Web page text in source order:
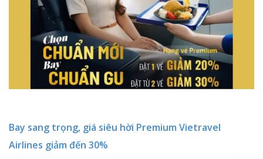
Bay sang trọng, giá siêu hời Premium Vietravel
Airlines giảm đến 30%